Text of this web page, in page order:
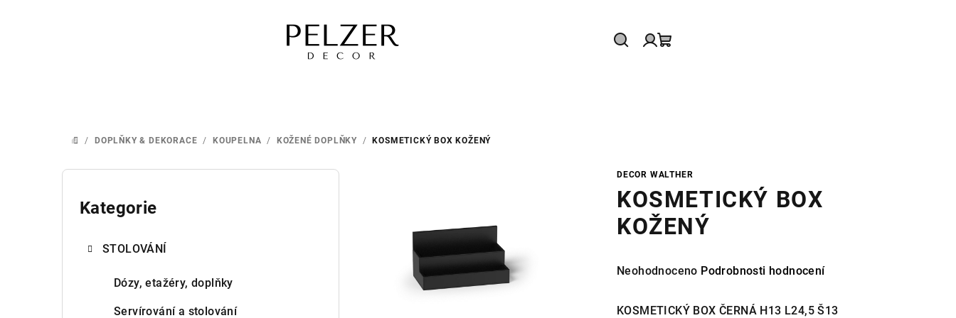
DOMŮ
/ DOPLŇKY & DEKORACE / KOUPELNA / KOŽENÉ DOPLŇKY / KOSMETICKÝ BOX KOŽENÝ
P
Přeskočit
Kategorie
STOLOVÁNÍ
Dózy, etažéry, doplňky
Servírování a stolování
DECOR WALTHER
KOSMETICKÝ BOX
KOŽENÝ
Průměrné
produktu
Neohodnoceno Podrobnosti hodnocení
KOSMETICKÝ BOX ČERNÁ H13 L24,5 Š13